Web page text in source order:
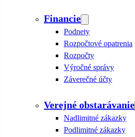
Financie
Podnety
Rozpočtové opatrenia
Rozpočty
Výročné správy
Záverečné účty
Verejné obstarávanie
Nadlimitné zákazky
Podlimitné zákazky